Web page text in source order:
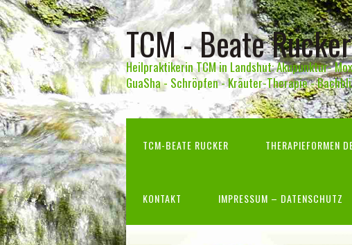
TCM - Beate Rucker
Heilpraktikerin TCM in Landshut: Akupunktur-
GuaSha - Schröpfen - Kräuter-Therapie -
TCM-BEATE RUCKER THERAPIEFORMEN
KONTAKT IMPRESSUM – DATENSCHUTZ